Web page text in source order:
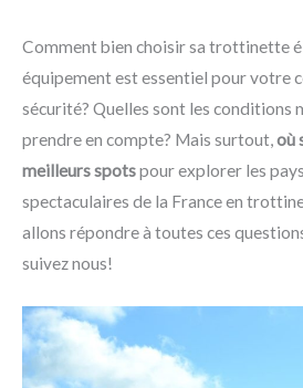
Comment bien choisir sa trottinette
équipement est essentiel pour votre
sécurité? Quelles sont les conditions
prendre en compte? Mais surtout,où
meilleurs spotspour explorer les
spectaculaires de la France en
allons répondre à toutes ces
suivez nous!